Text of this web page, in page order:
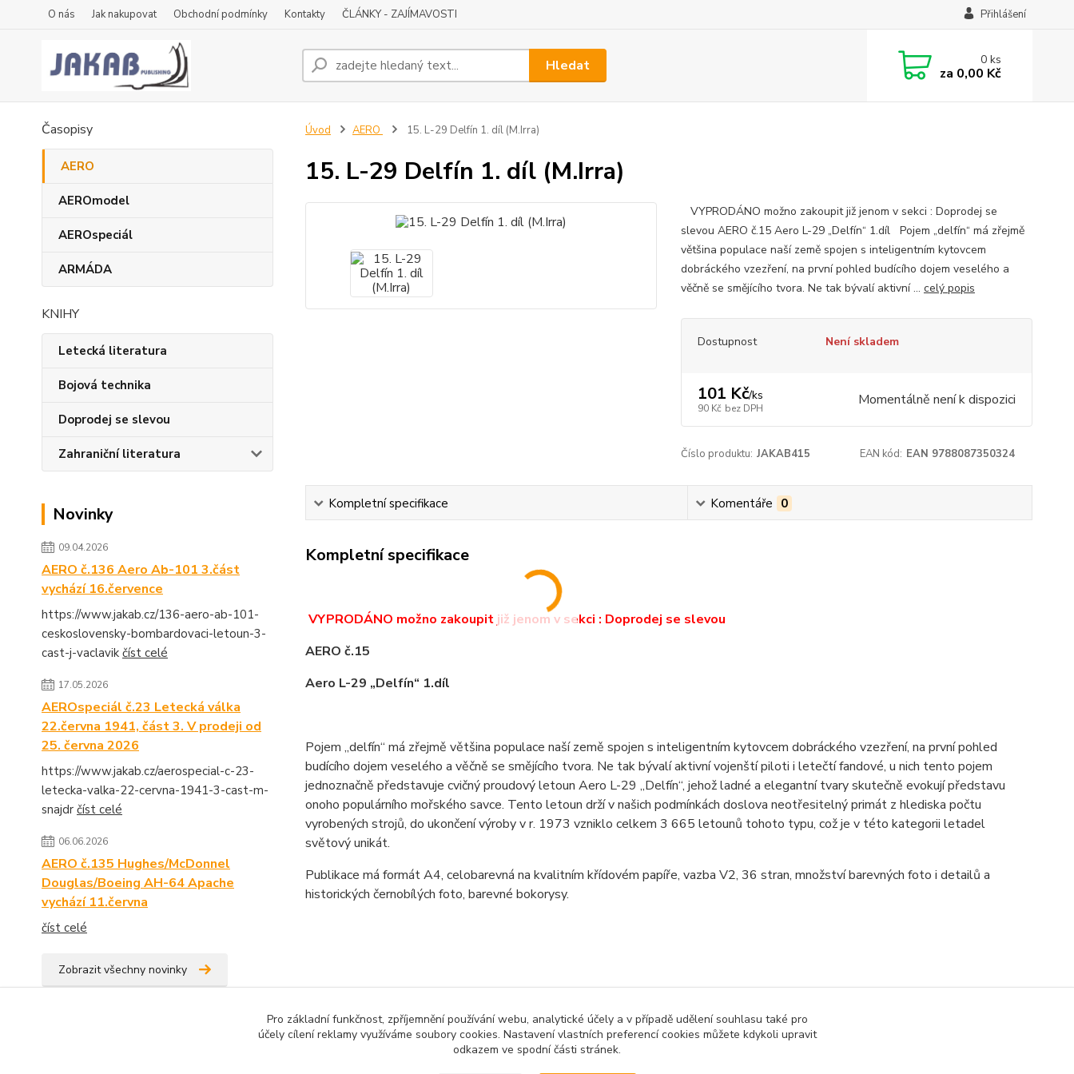
O nás Jak nakupovat Obchodní podmínky Kontakty ČLÁNKY - ZAJÍMAVOSTI Přihlášení
Hledat 0ks
za 0,00 Kč
Časopisy
AERO
AEROmodel
AEROspeciál
ARMÁDA
KNIHY
Letecká literatura
Bojová technika
Doprodej se slevou
Zahraniční literatura
Novinky
09.04.2026
AERO č.136 Aero Ab-101 3.část
vychází 16.července
https://www.jakab.cz/136-aero-ab-101-
ceskoslovensky-bombardovaci-letoun-3-
cast-j-vaclavik číst celé
17.05.2026
AEROspeciál č.23 Letecká válka
22.června 1941, část 3. V prodeji od
25. června 2026
https://www.jakab.cz/aerospecial-c-23-
letecka-valka-22-cervna-1941-3-cast-m-
snajdr číst celé
06.06.2026
AERO č.135 Hughes/McDonnel
Douglas/Boeing AH-64 Apache
vychází 11.června
číst celé
Zobrazit všechny novinky
Úvod AERO 15. L-29 Delfín 1. díl (M.Irra)
15. L-29 Delfín 1. díl (M.Irra)
VYPRODÁNO možno zakoupit již jenom v sekci : Doprodej se
slevou AERO č.15 Aero L-29 „Delfín“ 1.díl Pojem „delfín“ má zřejmě
většina populace naší země spojen s inteligentním kytovcem
dobráckého vzezření, na první pohled budícího dojem veselého a
věčně se smějícího tvora. Ne tak bývalí aktivní ... celý popis
Dostupnost Není skladem
101 Kč/ks
90 Kč bez DPH Momentálně není k dispozici
Číslo produktu: JAKAB415 EAN kód: EAN 9788087350324
Kompletní specifikace Komentáře 0
Kompletní specifikace
VYPRODÁNO možno zakoupit již jenom v sekci : Doprodej se slevou
AERO č.15
Aero L-29 „Delfín“ 1.díl
Pojem „delfín“ má zřejmě většina populace naší země spojen s inteligentním kytovcem dobráckého vzezření, na první pohled
budícího dojem veselého a věčně se smějícího tvora. Ne tak bývalí aktivní vojenští piloti i letečtí fandové, u nich tento pojem
jednoznačně představuje cvičný proudový letoun Aero L-29 „Delfín“, jehož ladné a elegantní tvary skutečně evokují představu
onoho populárního mořského savce. Tento letoun drží v našich podmínkách doslova neotřesitelný primát z hlediska počtu
vyrobených strojů, do ukončení výroby v r. 1973 vzniklo celkem 3 665 letounů tohoto typu, což je v této kategorii letadel
světový unikát.
Publikace má formát A4, celobarevná na kvalitním křídovém papíře, vazba V2, 36 stran, množství barevných foto i detailů a
historických černobílých foto, barevné bokorysy.
AERO
Pro základní funkčnost, zpříjemnění používání webu, analytické účely a v případě udělení souhlasu také pro
účely cílení reklamy využíváme soubory cookies. Nastavení vlastních preferencí cookies můžete kdykoli upravit
odkazem ve spodní části stránek.